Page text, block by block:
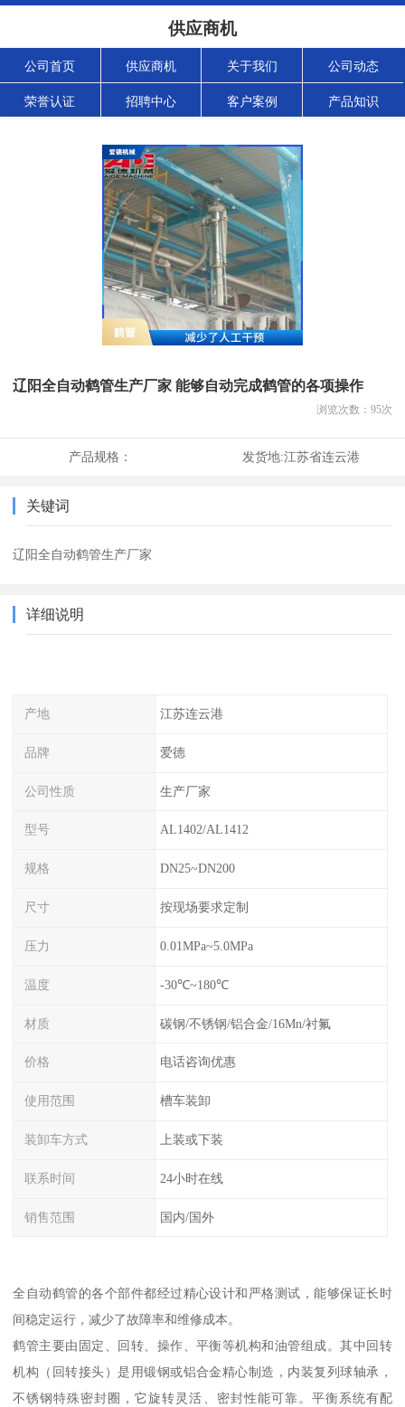
供应商机
公司首页 供应商机 关于我们 公司动态
荣誉认证 招聘中心 客户案例 产品知识
辽阳全自动鹤管生产厂家 能够自动完成鹤管的各项操作
浏览次数： 95次
产品规格： 发货地:江苏省连云港
关键词
辽阳全自动鹤管生产厂家
详细说明
产地 江苏连云港
品牌 爱德
公司性质 生产厂家
型号 AL1402/AL1412
规格 DN25~DN200
尺寸 按现场要求定制
压力 0.01MPa~5.0MPa
温度 -30℃~180℃
材质 碳钢/不锈钢/铝合金/16Mn/衬氟
价格 电话咨询优惠
使用范围 槽车装卸
装卸车方式 上装或下装
联系时间 24小时在线
销售范围 国内/国外
全自动鹤管的各个部件都经过精心设计和严格测试，能够保证长时
间稳定运行，减少了故障率和维修成本。
鹤管主要由固定、回转、操作、平衡等机构和油管组成。其中回转
机构（回转接头）是用锻钢或铝合金精心制造，内装复列球轴承，
不锈钢特殊密封圈，它旋转灵活、密封性能可靠。平衡系统有配